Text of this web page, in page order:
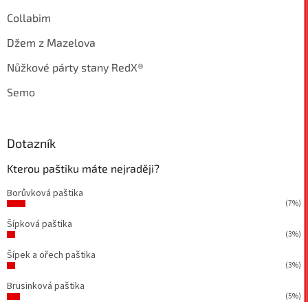
Collabim
Džem z Mazelova
Nůžkové párty stany RedX®
Semo
Dotazník
Kterou paštiku máte nejraději?
Borůvková paštika
(7%)
Šípková paštika
(3%)
Šípek a ořech paštika
(3%)
Brusinková paštika
(5%)